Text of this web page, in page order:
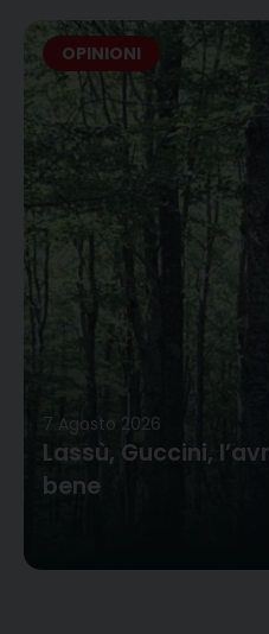
OPINIONI
7 Agosto 2026
Lassù, Guccini,
bene